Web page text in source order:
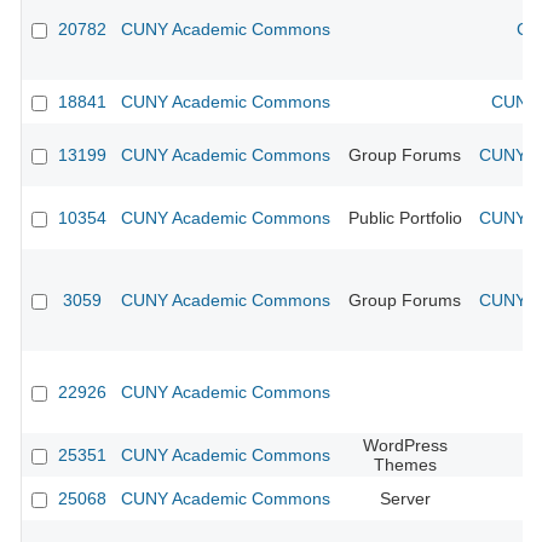
20782 CUNY Academic Commons
18841 CUNY Academic Commons
13199 CUNY Academic Commons Group Forums CUNY
10354 CUNY Academic Commons Public Portfolio CUNY
3059 CUNY Academic Commons Group Forums CUNY
22926 CUNY Academic Commons
25351 CUNY Academic Commons
WordPress
Themes
25068
CUNY Academic Commons Server